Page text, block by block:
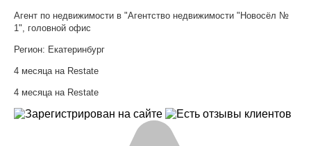
Агент по недвижимости в "Агентство недвижимости "Новосёл №
1", головной офис
Регион: Екатеринбург
4 месяца на Restate
4 месяца на Restate